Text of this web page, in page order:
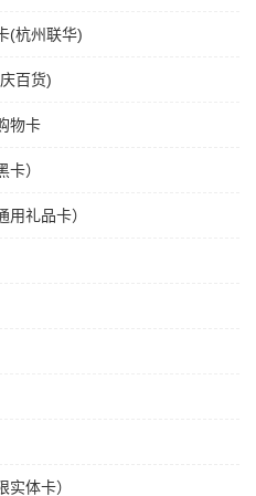
(杭州联华)
百货)
物卡
）
礼品卡）
体卡）